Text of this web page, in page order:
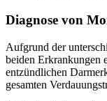
Diagnose von
Aufgrund der
beiden Erkrankungen
entzündlichen
gesamten